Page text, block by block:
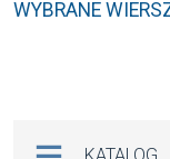
WYBRANE